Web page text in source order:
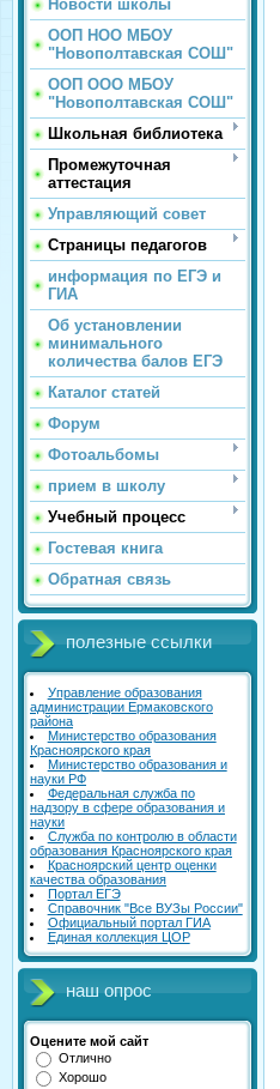
Новости школы
ООП НОО МБОУ
"Новополтавская СОШ"
ООП ООО МБОУ
"Новополтавская СОШ"
Школьная библиотека
Промежуточная
аттестация
Управляющий совет
Страницы педагогов
информация по ЕГЭ и
ГИА
Об установлении
минимального
количества балов ЕГЭ
Каталог статей
Форум
Фотоальбомы
прием в школу
Учебный процесс
Гостевая книга
Обратная связь
полезные ссылки
Управление образования
администрации Ермаковского
района
Министерство образования
Красноярского края
Министерство образования и
науки РФ
Федеральная служба по
надзору в сфере образования и
науки
Служба по контролю в области
образования Красноярского края
Красноярский центр оценки
качества образования
Портал ЕГЭ
Справочник "Все ВУЗы России"
Официальный портал ГИА
Единая коллекция ЦОР
наш опрос
Оцените мой сайт
Отлично
Хорошо